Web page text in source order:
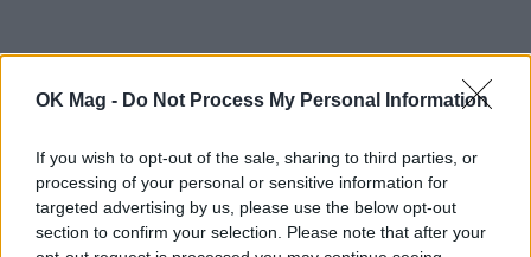
OK Mag - Do Not Process My Personal Information
If you wish to opt-out of the sale, sharing to third parties, or
processing of your personal or sensitive information for
targeted advertising by us, please use the below opt-out
section to confirm your selection. Please note that after your